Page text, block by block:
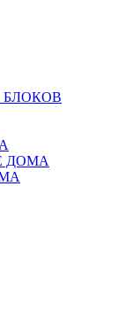
ДОМА